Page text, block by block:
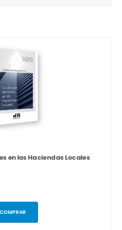
en las Haciendas Locales
COMPRAR